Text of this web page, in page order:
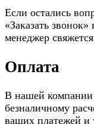
Если остались
«Заказать
менеджер
Оплата
В нашей компании
безналичному
ваших платежей и